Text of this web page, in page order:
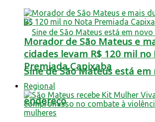
Sine de São Mateus está em
endereço
Morador de São Mateus e
cidades levam R$ 120 mil no
Premiada Capixaba
Regional